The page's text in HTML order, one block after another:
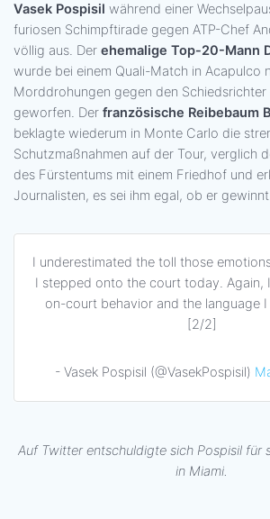
Vasek Pospisil während einer
furiosen Schimpftirade gegen ATP-Chef
völlig aus. Der ehemalige Top-20-Mann
wurde bei einem Quali-Match in Acapulco
Morddrohungen gegen den Schiedsrichter
geworfen. Der französische Reibebaum
beklagte wiederum in Monte Carlo die
Schutzmaßnahmen auf der Tour, verglich
des Fürstentums mit einem Friedhof und
Journalisten, es sei ihm egal, ob er
I underestimated the toll those
I stepped onto the court today. Again,
on-court behavior and the language I
[2/2]
- Vasek Pospisil (@VasekPospisil)
Auf Twitter entschuldigte sich Pospisil für
in Miami.